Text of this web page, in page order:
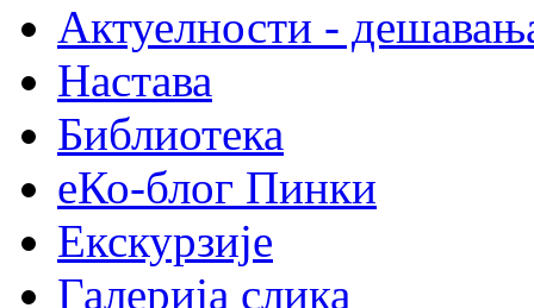
Актуелности -
Настава
Библиотека
еКо-блог Пинки
Екскурзије
Галерија слика